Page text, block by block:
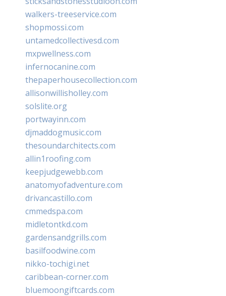
walkers-treeservice.com
shopmossi.com
untamedcollectivesd.com
mxpwellness.com
infernocanine.com
thepaperhousecollection.com
allisonwillisholley.com
solslite.org
portwayinn.com
djmaddogmusic.com
thesoundarchitects.com
allin1roofing.com
keepjudgewebb.com
anatomyofadventure.com
drivancastillo.com
cmmedspa.com
midletontkd.com
gardensandgrills.com
basilfoodwine.com
nikko-tochigi.net
caribbean-corner.com
bluemoongiftcards.com